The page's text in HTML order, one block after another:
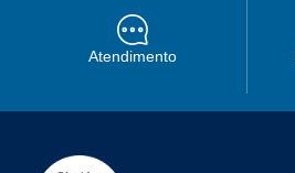
Atendimento